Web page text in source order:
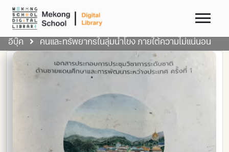
อีบุ๊ค คนและทรัพยากรในลุ่มน้ำโขง ภายใต้ความไม่แน่นอน